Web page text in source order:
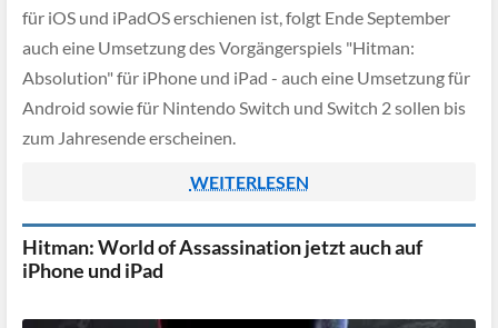
für iOS und iPadOS erschienen ist, folgt Ende September
auch eine Umsetzung des Vorgängerspiels "Hitman:
Absolution" für iPhone und iPad - auch eine Umsetzung für
Android sowie für Nintendo Switch und Switch 2 sollen bis
zum Jahresende erscheinen.
WEITERLESEN
Hitman: World of Assassination jetzt auch auf
iPhone und iPad